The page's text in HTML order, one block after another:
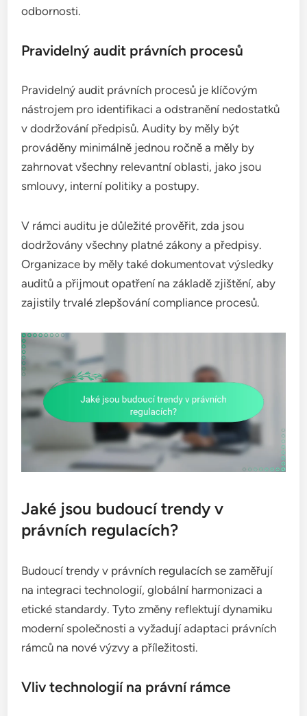
odbornosti.
Pravidelný audit právních procesů
Pravidelný audit právních procesů je klíčovým
nástrojem pro identifikaci a odstranění nedostatků
v dodržování předpisů. Audity by měly být
prováděny minimálně jednou ročně a měly by
zahrnovat všechny relevantní oblasti, jako jsou
smlouvy, interní politiky a postupy.
V rámci auditu je důležité prověřit, zda jsou
dodržovány všechny platné zákony a předpisy.
Organizace by měly také dokumentovat výsledky
auditů a přijmout opatření na základě zjištění, aby
zajistily trvalé zlepšování compliance procesů.
Jaké jsou budoucí trendy v
právních regulacích?
Budoucí trendy v právních regulacích se zaměřují
na integraci technologií, globální harmonizaci a
etické standardy. Tyto změny reflektují dynamiku
moderní společnosti a vyžadují adaptaci právních
rámců na nové výzvy a příležitosti.
Vliv technologií na právní rámce